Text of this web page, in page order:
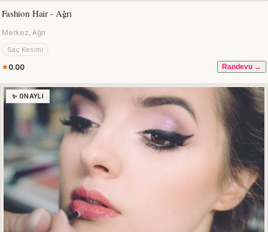
Fashion Hair - Ağrı
Merkez, Ağrı
Saç Kesimi
0.00 Randevu →
✨ ONAYLI